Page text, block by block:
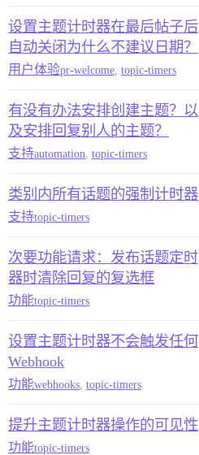
设置主题计时器在最后帖子后
自动关闭为什么不建议日期？
用户体验pr-welcome topic-timers
有没有办法安排创建主题？以
及安排回复别人的主题？
支持automation topic-timers
类别内所有话题的强制计时器
支持topic-timers
次要功能请求：发布话题定时
器时清除回复的复选框
功能topic-timers
设置主题计时器不会触发任何
Webhook
功能webhooks topic-timers
提升主题计时器操作的可见性
功能topic-timers